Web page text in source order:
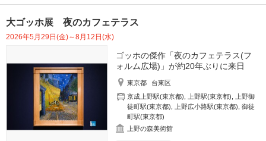
大ゴッホ展 夜のカフェテラス
2026年5月29日(金)～8月12日(水)
ゴッホの傑作「夜のカフェテラス(フ
ォルム広場)」が約20年ぶりに来日
東京都
台東区
京成上野駅(東京都)
上野駅(東京都)
上野御
徒町駅(東京都)
上野広小路駅(東京都) ,御徒
町駅(東京都)
上野の森美術館